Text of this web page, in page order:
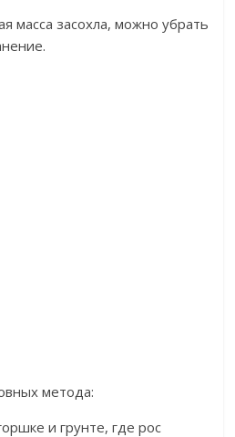
масса засохла, можно убрать
метода:
и грунте, где рос